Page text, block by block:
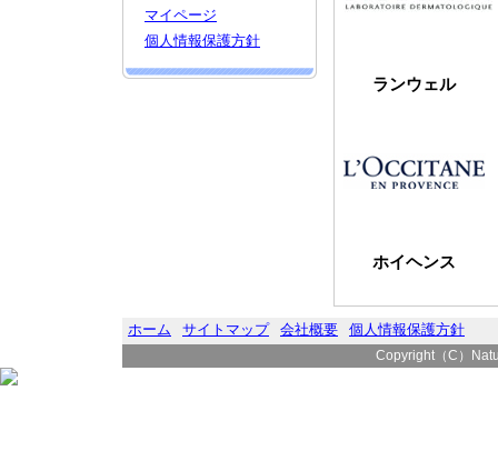
ランウェル
ホイヘンス
マイページ
個人情報保護方針
ホーム サイトマップ 会社概要 個人情報保護方針
Copyright（C）